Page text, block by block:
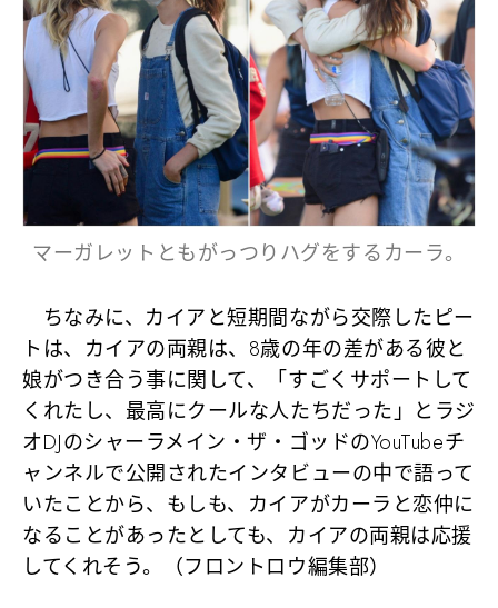
マーガレットともがっつりハグをするカーラ。
ちなみに、カイアと短期間ながら交際したピー
トは、カイアの両親は、8歳の年の差がある彼と
娘がつき合う事に関して、「すごくサポートして
くれたし、最高にクールな人たちだった」とラジ
オDJのシャーラメイン・ザ・ゴッドのYouTubeチ
ャンネルで公開されたインタビューの中で語って
いたことから、もしも、カイアがカーラと恋仲に
なることがあったとしても、カイアの両親は応援
してくれそう。（フロントロウ編集部）